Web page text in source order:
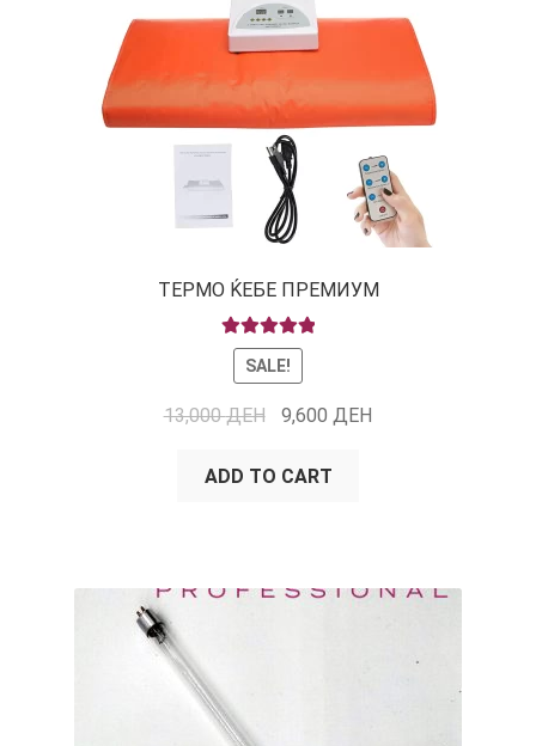
ТЕРМО ЌЕБЕ ПРЕМИУМ
RATED5.00
OUT OF 5
SALE!
13,000ДЕН 9,600 ДЕН
ADD TO CART